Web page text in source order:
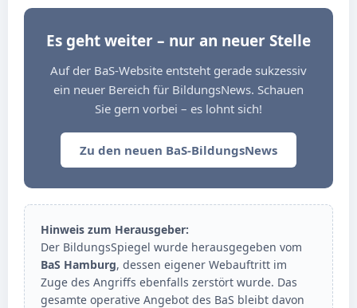
Es geht weiter – nur an neuer Stelle
Auf der BaS-Website entsteht gerade sukzessiv
ein neuer Bereich für BildungsNews. Schauen
Sie gern vorbei – es lohnt sich!
Zu den neuen BaS-BildungsNews
Hinweis zum Herausgeber:
Der BildungsSpiegel wurde herausgegeben vom
BaS Hamburg, dessen eigener Webauftritt im
Zuge des Angriffs ebenfalls zerstört wurde. Das
gesamte operative Angebot des BaS bleibt davon